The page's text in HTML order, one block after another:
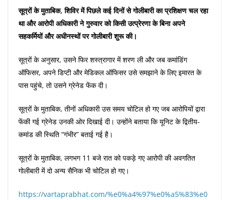
सूत्रों के मुताबिक, शिविर में पिछले कई दिनों से गोलीबारी का प्रशिक्षण चल रहा
था और आरोपी अधिकारी ने गुरुवार को किसी उत्प्रेरणा के बिना अपने
सहकर्मियों और अधीनस्थों पर गोलीबारी शुरू की।
सूत्रों के अनुसार, उसने फिर शस्त्रागार में शरण ली और जब कमांडिंग
ऑफिसर, अपने डिप्टी और मेडिकल ऑफिसर उसे समझाने के लिए इमारत के
पास पहुंचे, तो उसने ग्रेनेड फेंक दी।
सूत्रों के मुताबिक, तीनों अधिकारी उस समय चोटिल हो गए जब आरोपियों द्वारा
फेंकी गई ग्रेनेड उनकी ओर दिखाई दी। उन्होंने बताया कि यूनिट के द्वितीय-
कमांड की स्थिति “गंभीर” बताई गई है।
सूत्रों के मुताबिक, लगभग 11 बजे रात को पकड़े गए आरोपी की अवगतित
गोलीबारी में दो अन्य सैनिक भी चोटिल हो गए।
https://vartaprabhat.com/%e0%a4%97%e0%a5%83%e0